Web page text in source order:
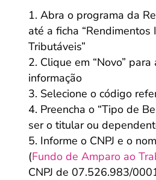
Abra o programa da
até a ficha “Rendimentos
Tributáveis”
Clique em “Novo”
informação
Selecione o código
Preencha o “Tipo de
ser o titular ou
Informe o CNPJ e o
(Fundo de Amparo ao
CNPJ de 07.526.983/